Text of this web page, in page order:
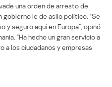
una orden de arresto de
gobierno le de asilo político. “Se
y seguro aquí en Europa”, opinó
“Ha hecho un gran servicio a
a los ciudadanos y empresas